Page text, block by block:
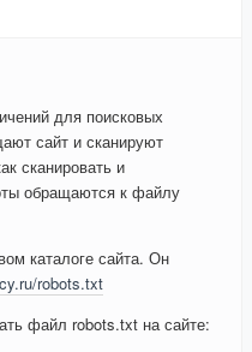
для поисковых
сайт и сканируют
сканировать и
обращаются к файлу
каталоге сайта. Он
robots.txt
файл robots.txt на сайте: